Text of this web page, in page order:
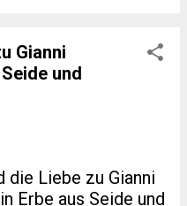
Entwicklung
eines
Reisen oder
sind genau
als
Blick auf Zahlen,
Gianni
und
die Liebe zu Gianni
Erbe aus Seide und